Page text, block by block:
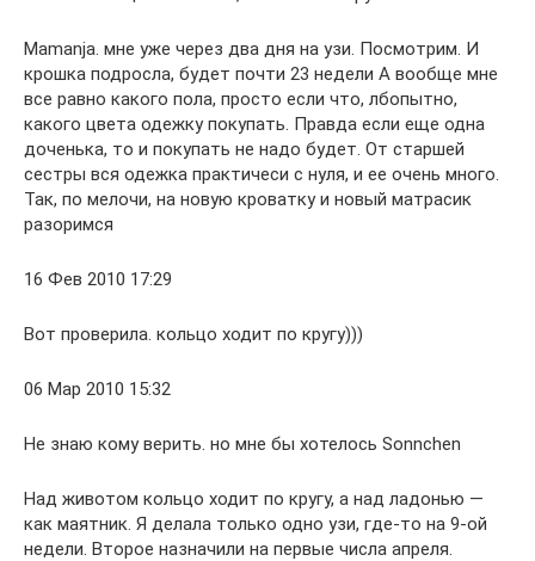
Mamanja. мне уже через два дня на узи. Посмотрим. И
крошка подросла, будет почти 23 недели А вообще мне
все равно какого пола, просто если что, лбопытно,
какого цвета одежку покупать. Правда если еще одна
доченька, то и покупать не надо будет. От старшей
сестры вся одежка практичеси с нуля, и ее очень много.
Так, по мелочи, на новую кроватку и новый матрасик
разоримся
16 Фев 2010 17:29
Вот проверила. кольцо ходит по кругу)))
06 Мар 2010 15:32
Не знаю кому верить. но мне бы хотелось Sonnchen
Над животом кольцо ходит по кругу, а над ладонью —
как маятник. Я делала только одно узи, где-то на 9-ой
недели. Второе назначили на первые числа апреля.